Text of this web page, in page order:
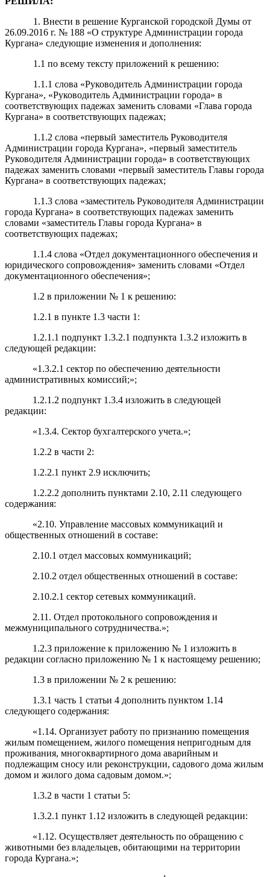
1. Внести в решение Курганской городской Думы от
26.09.2016 г. № 188 «О структуре Администрации города
Кургана» следующие изменения и дополнения:
1.1 по всему тексту приложений к решению:
1.1.1 слова «Руководитель Администрации города
Кургана», «Руководитель Администрации города» в
соответствующих падежах заменить словами «Глава города
Кургана» в соответствующих падежах;
1.1.2 слова «первый заместитель Руководителя
Администрации города Кургана», «первый заместитель
Руководителя Администрации города» в соответствующих
падежах заменить словами «первый заместитель Главы города
Кургана» в соответствующих падежах;
1.1.3 слова «заместитель Руководителя Администрации
города Кургана» в соответствующих падежах заменить
словами «заместитель Главы города Кургана» в
соответствующих падежах;
1.1.4 слова «Отдел документационного обеспечения и
юридического сопровождения» заменить словами «Отдел
документационного обеспечения»;
1.2 в приложении № 1 к решению:
1.2.1 в пункте 1.3 части 1:
1.2.1.1 подпункт 1.3.2.1 подпункта 1.3.2 изложить в
следующей редакции:
«1.3.2.1 сектор по обеспечению деятельности
административных комиссий;»;
1.2.1.2 подпункт 1.3.4 изложить в следующей
редакции:
«1.3.4. Сектор бухгалтерского учета.»;
1.2.2 в части 2:
1.2.2.1 пункт 2.9 исключить;
1.2.2.2 дополнить пунктами 2.10, 2.11 следующего
содержания:
«2.10. Управление массовых коммуникаций и
общественных отношений в составе:
2.10.1 отдел массовых коммуникаций;
2.10.2 отдел общественных отношений в составе:
2.10.2.1 сектор сетевых коммуникаций.
2.11. Отдел протокольногосопровождения и
межмуниципального сотрудничества.»;
1.2.3 приложение к приложению № 1 изложить в
редакции согласно приложению № 1 к настоящему решению;
1.3 в приложении № 2 к решению:
1.3.1 часть 1 статьи 4 дополнить пунктом 1.14
следующего содержания:
«1.14. Организует работу по признанию помещения
жилым помещением, жилого помещения непригодным для
проживания, многоквартирного дома аварийным и
подлежащим сносу или реконструкции, садового дома жилым
домом и жилого дома садовым домом.»;
1.3.2 в части 1 статьи 5:
1.3.2.1 пункт 1.12 изложить в следующей редакции:
«1.12. Осуществляет деятельность по обращению с
животными без владельцев, обитающими на территории
города Кургана.»;